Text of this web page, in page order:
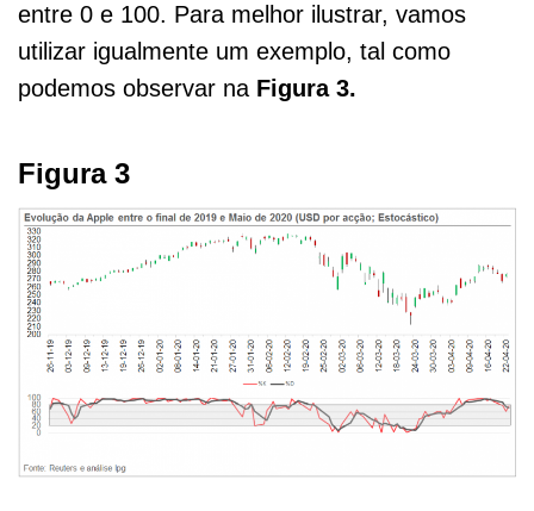
entre 0 e 100. Para melhor ilustrar, vamos
utilizar igualmente um exemplo, tal como
podemos observar na Figura 3.
Figura 3